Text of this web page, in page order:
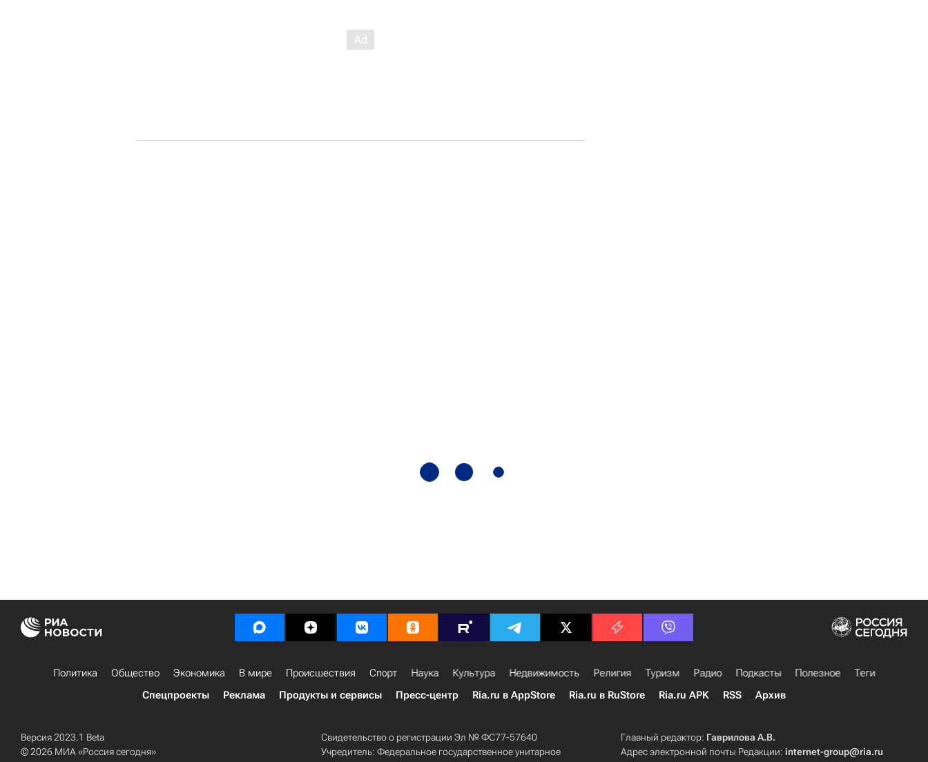
Политика Общество Экономика В мире Происшествия Спорт Наука Культура Недвижимость Религия Туризм Радио Подкасты Полезное
Теги
Спецпроекты
Реклама Продукты и сервисы Пресс-центр Ria.ru в AppStore Ria.ru в RuStore Ria.ru APK RSS Архив
Версия 2023.1 Beta
© 2026 МИА «Россия сегодня»
Свидетельство о регистрации Эл № ФС77-57640
Учредитель: Федеральное государственное унитарное
Главный редактор: Гаврилова А.В.
Адрес электронной почты Редакции:internet-group@ria.ru